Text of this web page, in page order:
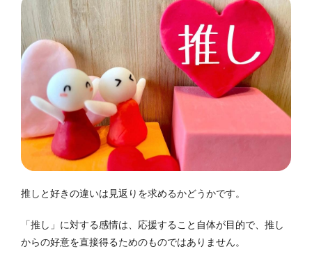
推しと好きの違いは見返りを求めるかどうかです。
「推し」に対する感情は、応援すること自体が目的で、推し
からの好意を直接得るためのものではありません。